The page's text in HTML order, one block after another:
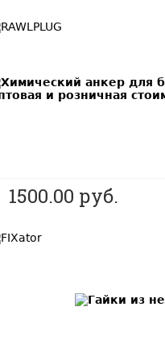
1500.00 руб.